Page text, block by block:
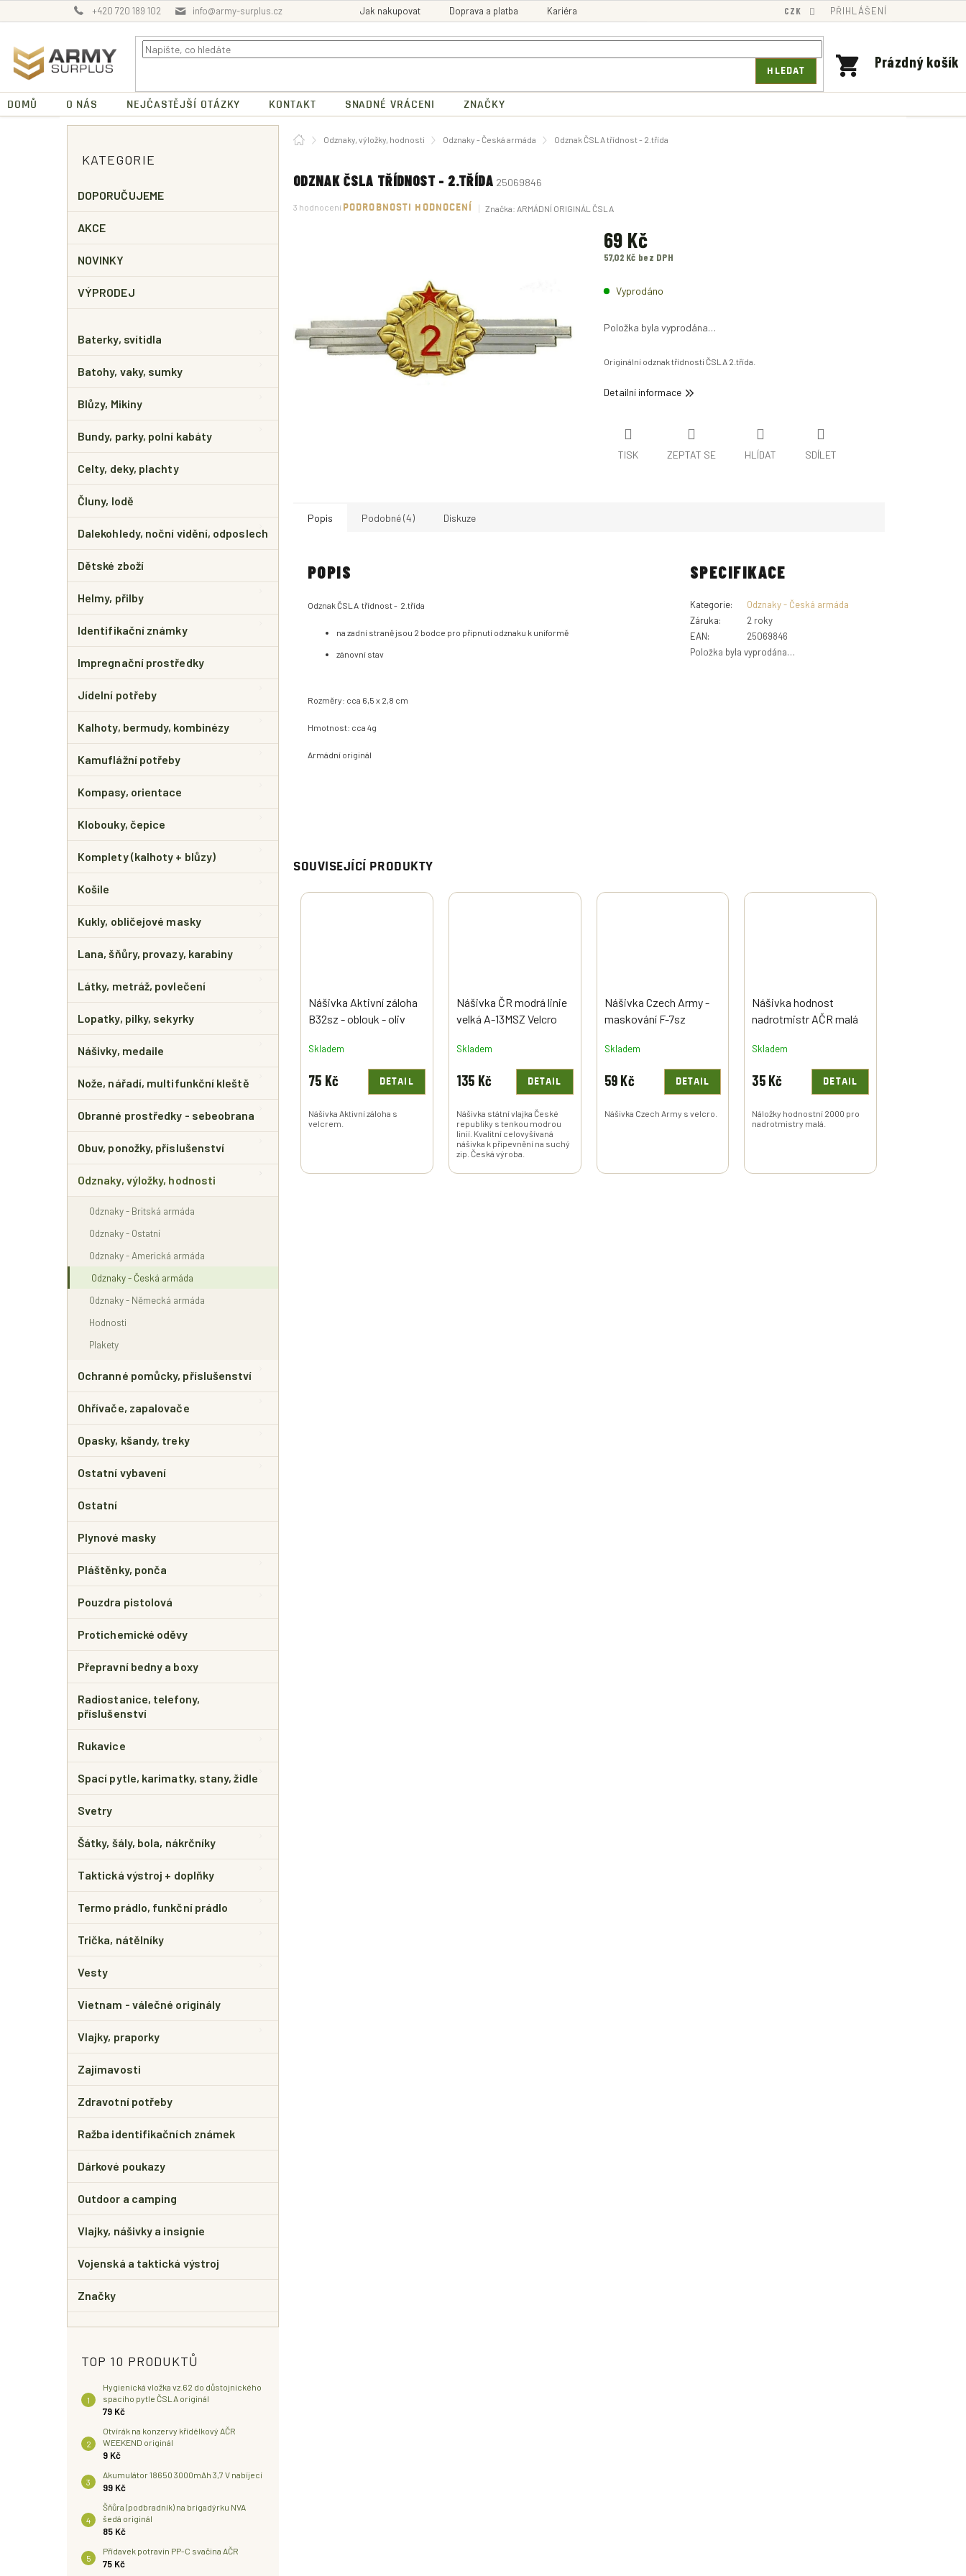
na
+420 720 189 102 info@army-surplus.cz Jak nakupovat Doprava a platba Kariéra CZK PŘIHLÁŠENÍ
HLEDAT
NÁKUPNÍ
Prázdný košík
DOMŮ O NÁS NEJČASTĚJŠÍ OTÁZKY KONTAKT SNADNÉ VRÁCENI ZNAČKY
A
N
P
N
kategorie
KATEGORIE
DOPORUČUJEME
AKCE
NOVINKY
VÝPRODEJ
Baterky, svítidla
Batohy, vaky, sumky
Blůzy, Mikiny
Bundy, parky, polní kabáty
Celty, deky, plachty
Čluny, lodě
Dalekohledy, noční vidění, odposlech
Dětské zboží
Helmy, přilby
Identifikační známky
Impregnační prostředky
Jídelní potřeby
Kalhoty, bermudy, kombinézy
Kamuflážní potřeby
Kompasy, orientace
Klobouky, čepice
Komplety (kalhoty + blůzy)
Košile
Kukly, obličejové masky
Lana, šňůry, provazy, karabiny
Látky, metráž, povlečení
Lopatky, pilky, sekyrky
Nášivky, medaile
Nože, nářadí, multifunkční kleště
Obranné prostředky - sebeobrana
Obuv, ponožky, příslušenství
Odznaky, výložky, hodnosti
Odznaky - Britská armáda
Odznaky - Ostatní
Odznaky - Americká armáda
Odznaky - Česká armáda
Odznaky - Německá armáda
Hodnosti
Plakety
Ochranné pomůcky, příslušenství
Ohřívače, zapalovače
Opasky, kšandy, treky
Ostatní vybavení
Ostatní
Plynové masky
Pláštěnky, ponča
Pouzdra pistolová
Protichemické oděvy
Přepravní bedny a boxy
Radiostanice, telefony,
příslušenství
Rukavice
Spací pytle, karimatky, stany, židle
Svetry
Šátky, šály, bola, nákrčníky
Taktická výstroj + doplňky
Termo prádlo, funkční prádlo
Trička, nátělníky
Vesty
Vietnam - válečné originály
Vlajky, praporky
Zajímavosti
Zdravotní potřeby
Ražba identifikačních známek
Dárkové poukazy
Outdoor a camping
Vlajky, nášivky a insignie
Vojenská a taktická výstroj
Značky
TOP 10 PRODUKTŮ
Hygienická vložka vz.62 do důstojnického
spacího pytle ČSLA originál
79 Kč
Otvírák na konzervy křídélkový AČR
WEEKEND originál
9 Kč
Akumulátor 18650 3000mAh 3,7 V nabíjecí
99 Kč
Šňůra (podbradník) na brigadýrku NVA
šedá originál
85 Kč
Přídavek potravin PP-C svačina AČR
75 Kč
DomůOdznaky, výložky, hodnosti Odznaky - Česká armáda Odznak ČSLA třídnost - 2.třída
ODZNAK ČSLA TŘÍDNOST - 2.TŘÍDA 25069846
Průměrné
3 hodnocení PODROBNOSTI HODNOCENÍ Značka: ARMÁDNÍ ORIGINÁL ČSLA
69 Kč
57,02 Kč bez DPH
cena:Vyprodáno
Položka byla vyprodána…
Originální odznak třídnosti ČSLA 2.třída.
Detailní informace
TISK ZEPTAT SE HLÍDAT SDÍLET
SOUVISEJÍCÍ PRODUKTY
Nášivka Aktivní záloha
B32sz - oblouk - oliv
Skladem
75 Kč DETAIL
Nášivka Aktivní záloha s
velcrem.
Nášivka ČR modrá linie
velká A-13MSZ Velcro
Skladem
135 Kč DETAIL
Nášivka státní vlajka České
republiky s tenkou modrou
linií. Kvalitní celovyšívaná
nášivka k připevnění na suchý
zip. Česká výroba.
Nášivka Czech Army -
maskování F-7sz
Skladem
59 Kč DETAIL
Nášivka Czech Army s velcro.
Nášivka hodnost
nadrotmistr AČR malá
Skladem
35 Kč DETAIL
Náložky hodnostní 2000 pro
nadrotmistry malá.
Popis Podobné (4) Diskuze
POPIS
Odznak ČSLA třídnost - 2.třída
na zadní straně jsou 2 bodce pro připnutí odznaku k uniformě
zánovní stav
Rozměry: cca 6,5 x 2,8 cm
Hmotnost: cca 4g
Armádní originál
SPECIFIKACE
Kategorie:
Odznaky - Česká armáda
Záruka:
2 roky
EAN:
25069846
Položka byla vyprodána…